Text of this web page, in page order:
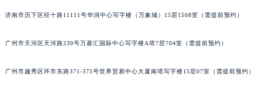
济南市历下区经十路11111号华润中心写字楼（万象城）15层1508室（需提前预约）
广州市天河区天河路230号万菱汇国际中心写字楼A塔7层704室（需提前预约）
广州市越秀区环市东路371-375号世界贸易中心大厦南塔写字楼15层07室（需提前预约）